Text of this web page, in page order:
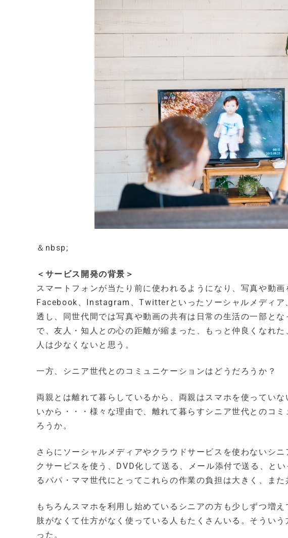
＆nbsp;
＜サービス開発の背景＞
スマートフォンが当たり前に使われるようになり、写真や動
Facebook、Instagram、Twitterといったソーシャルメディア
透し、同世代間では写真や動画の共有は日常の生活の一部と
で、友人・知人との心の距離が縮まった、もっと仲良くなれ
人は少なくないと思う。
一方、シニア世代とのコミュニケーションはどうだろうか？
両親とは離れて暮らしているから、両親はスマホを使ってい
いから・・・様々な理由で、離れて暮らすシニア世代とのコ
ろうか。
さらにソーシャルメディアやクラウドサービスを使わないシ
クサービスを使う、DVD化して送る、メール添付で送る、と
るパパ・ママ世代にとってこれらの作業の負担は大きく、ま
もちろんスマホを利用し始めているシニアの方も少しずつ増
肢がなくて仕方がなく使っている人もたくさんいる。そうい
った。